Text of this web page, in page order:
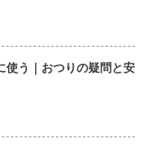
使う｜おつりの疑問と安